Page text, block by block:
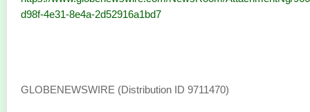
d98f-4e31-8e4a-2d52916a1bd7
GLOBENEWSWIRE (Distribution ID 9711470)